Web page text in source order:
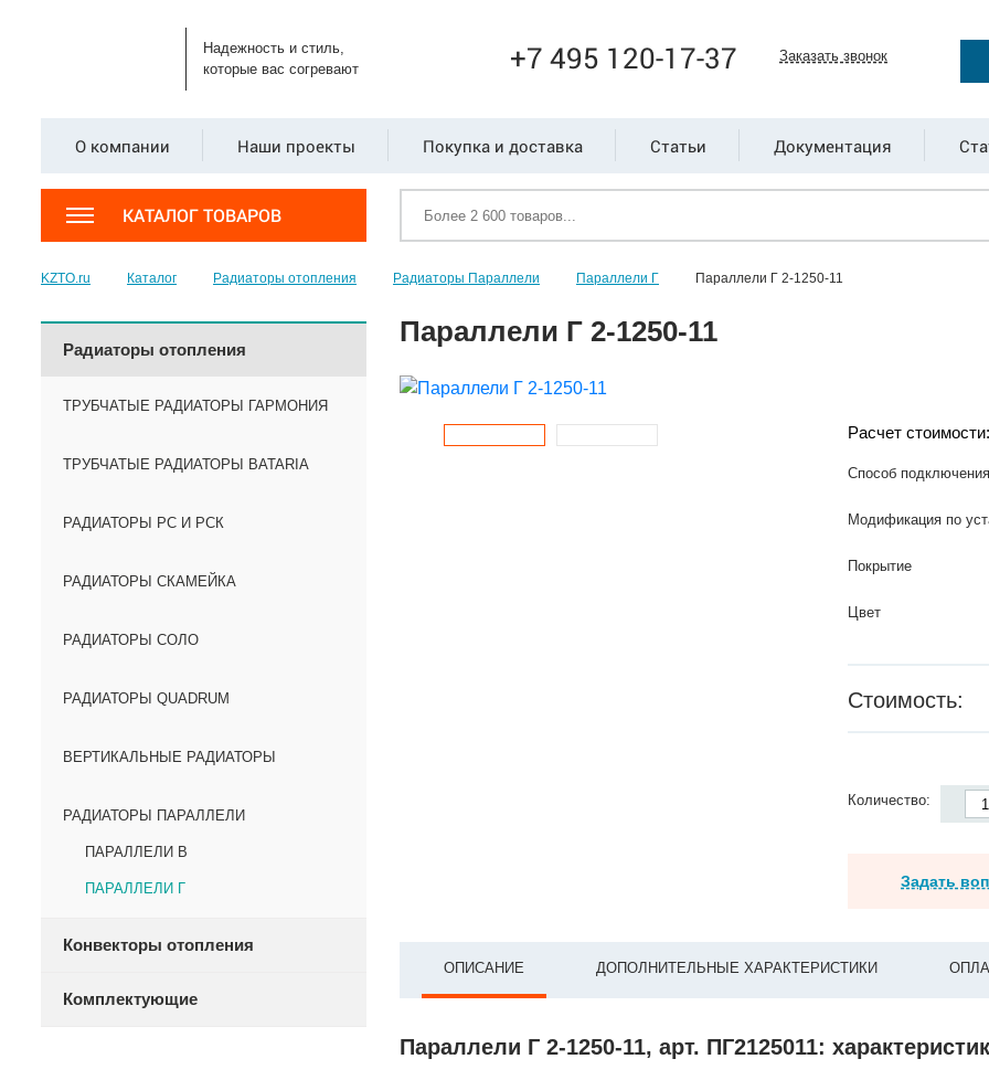
Надежность и стиль,
которые вас согревают
+7 495 120-17-37 Заказать звонок
О компании Наши проекты Покупка и доставка Статьи Документация
КАТАЛОГ ТОВАРОВ
KZTO.ru Каталог Радиаторы отопления Радиаторы Параллели Параллели Г Параллели Г 2-1250-11
Радиаторы отопления
ТРУБЧАТЫЕ РАДИАТОРЫ ГАРМОНИЯ
ТРУБЧАТЫЕ РАДИАТОРЫ BATARIA
РАДИАТОРЫ РС И РСК
РАДИАТОРЫ СКАМЕЙКА
РАДИАТОРЫ СОЛО
РАДИАТОРЫ QUADRUM
ВЕРТИКАЛЬНЫЕ РАДИАТОРЫ
РАДИАТОРЫ ПАРАЛЛЕЛИ
ПАРАЛЛЕЛИ В
ПАРАЛЛЕЛИ Г
Конвекторы отопления
Комплектующие
Параллели Г 2-1250-11
Расчет
Способ
Модификация по
Покрытие
Цвет
Стоимость:
Количество:
Задать
ОПИСАНИЕ ДОПОЛНИТЕЛЬНЫЕ ХАРАКТЕРИСТИКИ
Параллели Г 2-1250-11, арт. ПГ2125011: